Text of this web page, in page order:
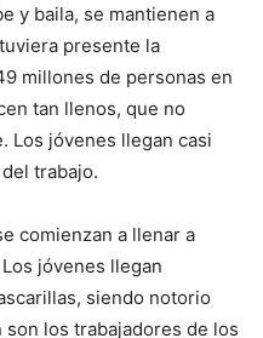
y baila, se mantienen a
presente la
millones de personas en
tan llenos, que no
Los jóvenes llegan casi
trabajo.
comienzan a llenar a
jóvenes llegan
siendo notorio
los trabajadores de los